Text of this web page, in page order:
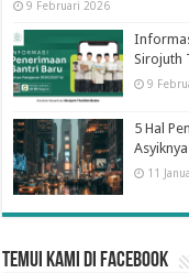
9 Februari 2026
Sirojuth
9
5 Hal
11
Temui Kami di Facebook